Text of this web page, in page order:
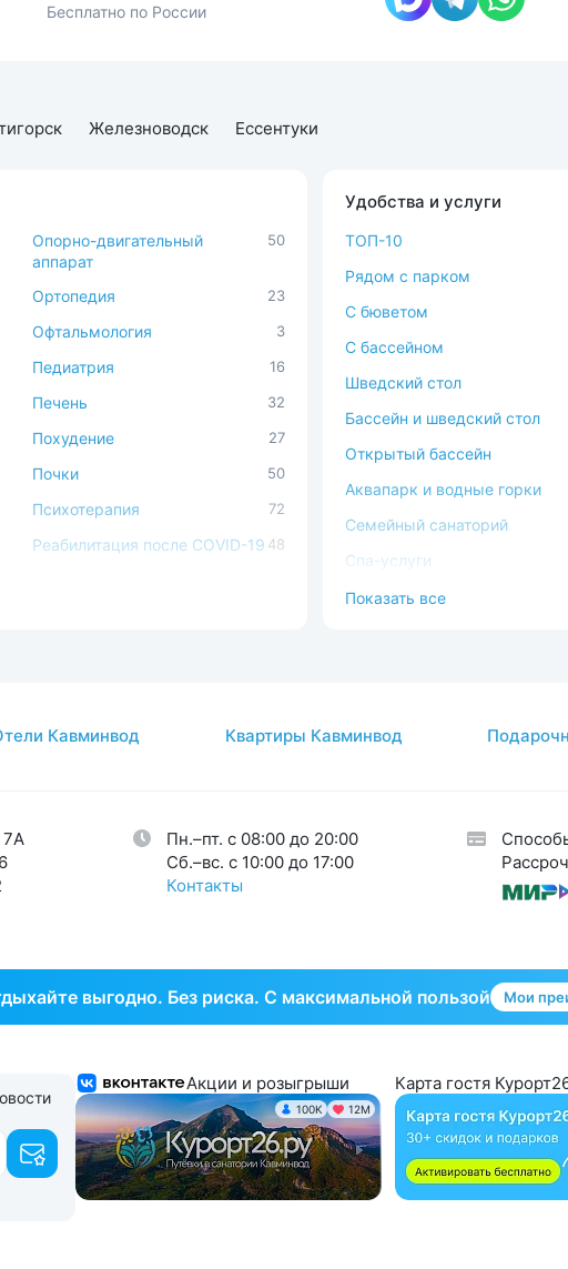
Бесплатно по России
Железноводск Ессентуки
Опорно-двигательный
аппарат
50
Ортопедия 23
Офтальмология 3
Педиатрия 16
Печень 32
Похудение 27
Почки 50
Психотерапия 72
Реабилитация после COVID-19 48
Суставы 26
Эстетическая гинекология 1
Удобства и услуги
ТОП-10
Рядом с парком
C бюветом
С бассейном
Шведский стол
Бассейн и шведский стол
Открытый бассейн
Аквапарк и водные горки
Семейный санаторий
Спа-услуги
В окружении леса
Показать все
Кавминвод Квартиры Кавминвод
Пн.–пт. с 08:00 до 20:00
Cб.–вс. с 10:00 до 17:00
Контакты
выгодно. Без риска. С максимальной пользой Мои
Акции и розыгрыши
100K 12М
Карта гостя